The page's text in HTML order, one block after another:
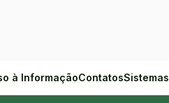
à InformaçãoContatosSistemas